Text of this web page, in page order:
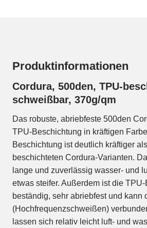
Produktinformationen
Cordura, 500den, TPU-
schweißbar, 370g/qm
Das robuste, abriebfeste 500den
TPU-Beschichtung in kräftigen
Beschichtung ist deutlich kräftiger
beschichteten Cordura-Varianten.
lange und zuverlässig wasser- und
etwas steifer. Außerdem ist die
beständig, sehr abriebfest und kann
(Hochfrequenzschweißen)
lassen sich relativ leicht luft- und